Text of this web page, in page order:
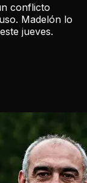
conflicto
Madelón lo
jueves.